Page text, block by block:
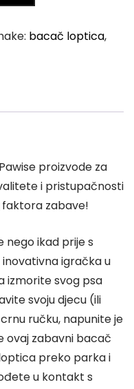
bacač loptica,
proizvode za
i pristupačnosti
faktora zabave!
nego ikad prije s
igračka u
izmorite svog psa
svoju djecu (ili
ručku, napunite je
ovaj zabavni bacač
preko parka i
u kontakt s